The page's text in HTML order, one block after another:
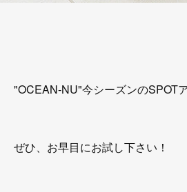
"OCEAN-NU"今シーズンのSPOT
ぜひ、お早目にお試し下さい！